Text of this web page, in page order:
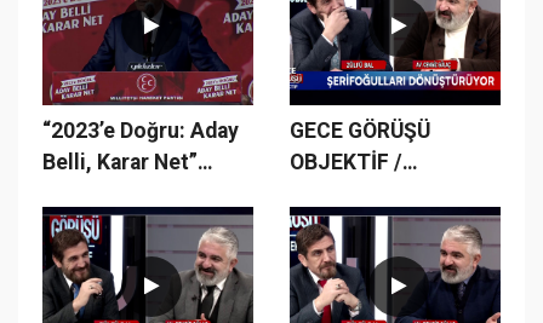
“2023’e Doğru: Aday
Belli, Karar Net”
GECE GÖRÜŞÜ
OBJEKTİF /